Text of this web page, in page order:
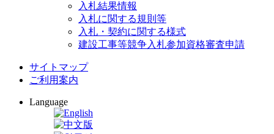
入札結果情報
入札に関する規則等
入札・契約に関する様式
建設工事等競争入札参加資格審査申請
サイトマップ
ご利用案内
Language